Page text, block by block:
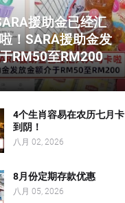
援助金已经汇
！SARA援助金发
RM50至RM200
4个生肖容易在农历七月卡
到阴！
八月 02, 2026
8月份定期存款优惠
八月 05, 2026